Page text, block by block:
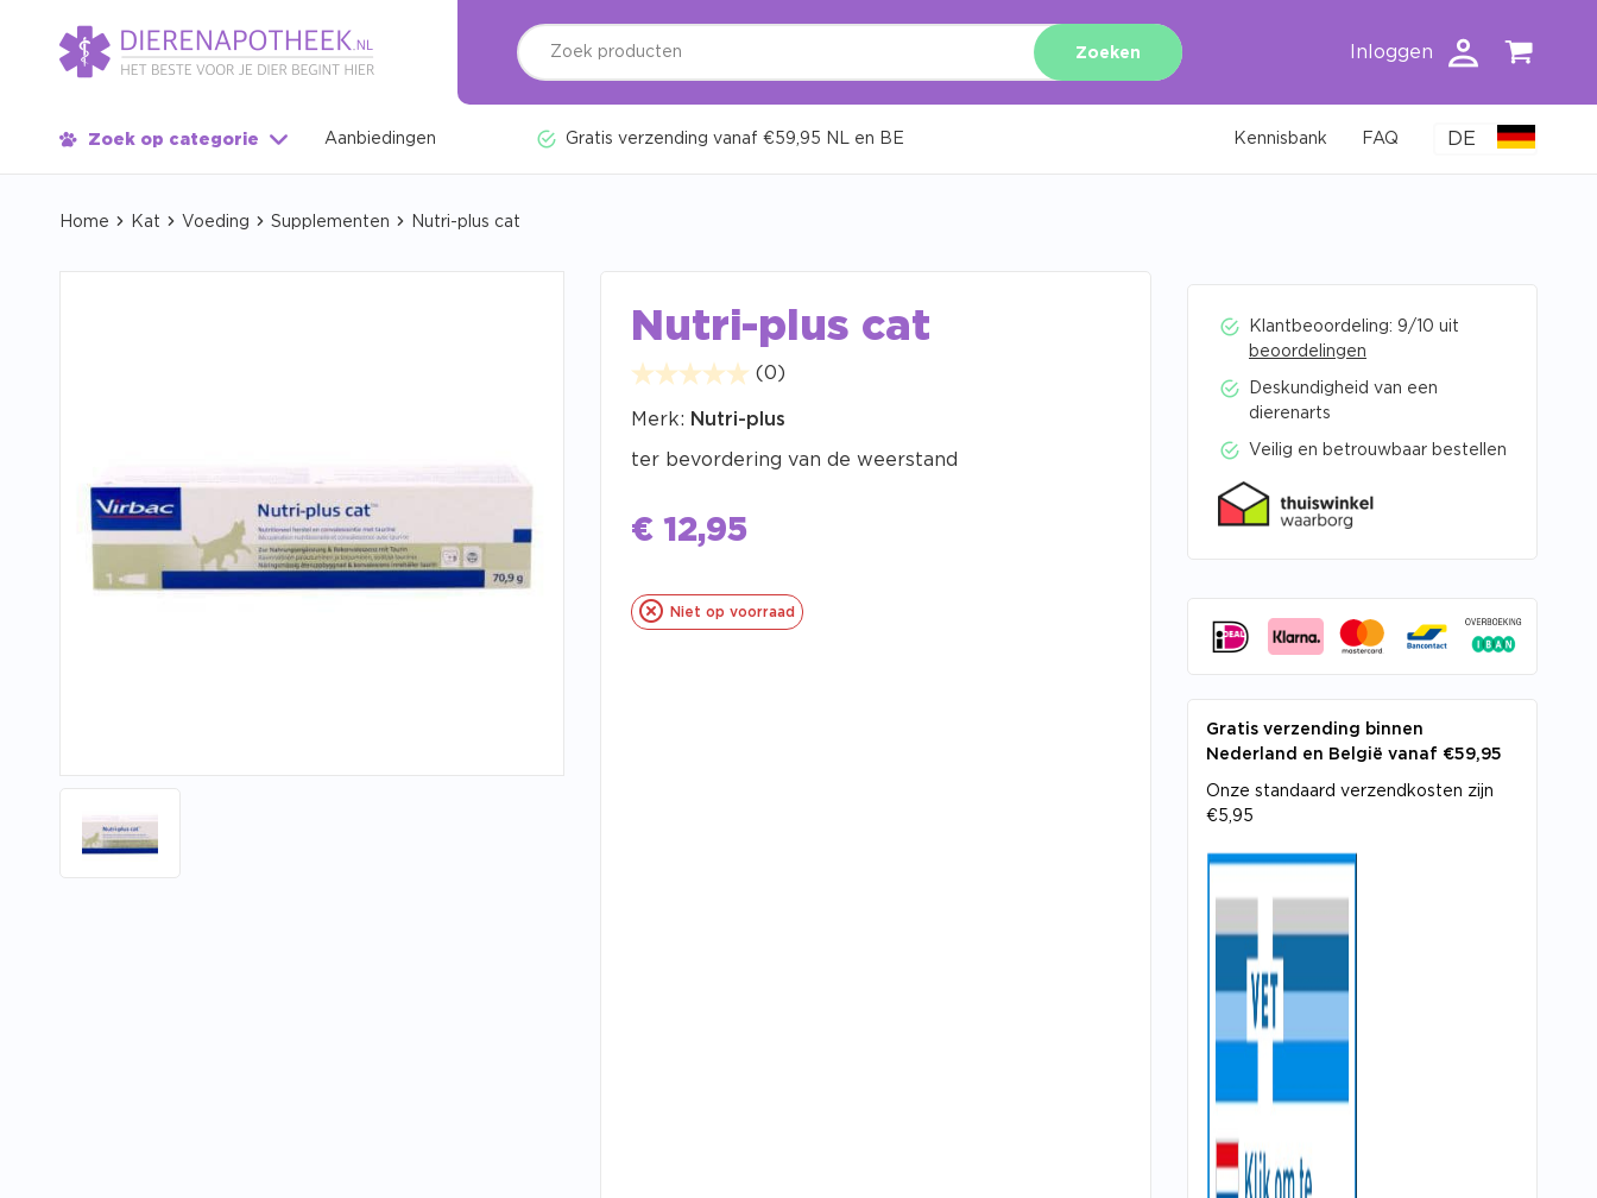
Zoeken Inloggen
Zoek op categorie Aanbiedingen Gratis verzending vanaf €59,95 NL en BE Kennisbank FAQ DE
Home Kat Voeding Supplementen Nutri-plus cat
Nutri-plus cat
(0)
Merk: Nutri-plus
ter bevordering van de weerstand
€ 12,95
Niet op voorraad
Klantbeoordeling: 9/10 uit
beoordelingen
Deskundigheid van een
dierenarts
Veilig en betrouwbaar bestellen
Gratis verzending binnen
Nederland en België vanaf €59,95
Onze standaard verzendkosten zijn
€5,95